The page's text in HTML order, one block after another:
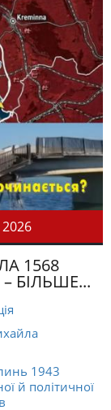
2026
1568
БІЛЬШЕ...
1943
й політичної